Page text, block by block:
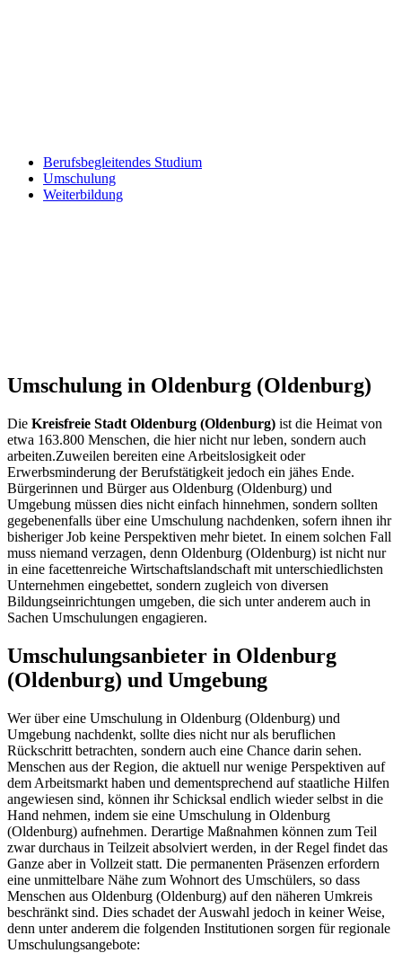
Berufsbegleitendes Studium
Umschulung
Weiterbildung
Umschulung in Oldenburg (Oldenburg)
Die Kreisfreie Stadt Oldenburg (Oldenburg) ist die Heimat von
etwa 163.800 Menschen, die hier nicht nur leben, sondern auch
arbeiten.Zuweilen bereiten eine Arbeitslosigkeit oder
Erwerbsminderung der Berufstätigkeit jedoch ein jähes Ende.
Bürgerinnen und Bürger aus Oldenburg (Oldenburg) und
Umgebung müssen dies nicht einfach hinnehmen, sondern sollten
gegebenenfalls über eine Umschulung nachdenken, sofern ihnen ihr
bisheriger Job keine Perspektiven mehr bietet. In einem solchen Fall
muss niemand verzagen, denn Oldenburg (Oldenburg) ist nicht nur
in eine facettenreiche Wirtschaftslandschaft mit unterschiedlichsten
Unternehmen eingebettet, sondern zugleich von diversen
Bildungseinrichtungen umgeben, die sich unter anderem auch in
Sachen Umschulungen engagieren.
Umschulungsanbieter in Oldenburg
(Oldenburg) und Umgebung
Wer über eine Umschulung in Oldenburg (Oldenburg) und
Umgebung nachdenkt, sollte dies nicht nur als beruflichen
Rückschritt betrachten, sondern auch eine Chance darin sehen.
Menschen aus der Region, die aktuell nur wenige Perspektiven auf
dem Arbeitsmarkt haben und dementsprechend auf staatliche Hilfen
angewiesen sind, können ihr Schicksal endlich wieder selbst in die
Hand nehmen, indem sie eine Umschulung in Oldenburg
(Oldenburg) aufnehmen. Derartige Maßnahmen können zum Teil
zwar durchaus in Teilzeit absolviert werden, in der Regel findet das
Ganze aber in Vollzeit statt. Die permanenten Präsenzen erfordern
eine unmittelbare Nähe zum Wohnort des Umschülers, so dass
Menschen aus Oldenburg (Oldenburg) auf den näheren Umkreis
beschränkt sind. Dies schadet der Auswahl jedoch in keiner Weise,
denn unter anderem die folgenden Institutionen sorgen für regionale
Umschulungsangebote: